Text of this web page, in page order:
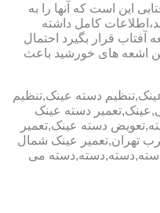
این است که آنها را به
کامل داشته
قرار بگیرد احتمال
اشعه های خورشید باعث
دسته عینک,تنظیم
دسته عینک
دسته عینک,تعمیر
تهران,تعمیر عینک شمال
می